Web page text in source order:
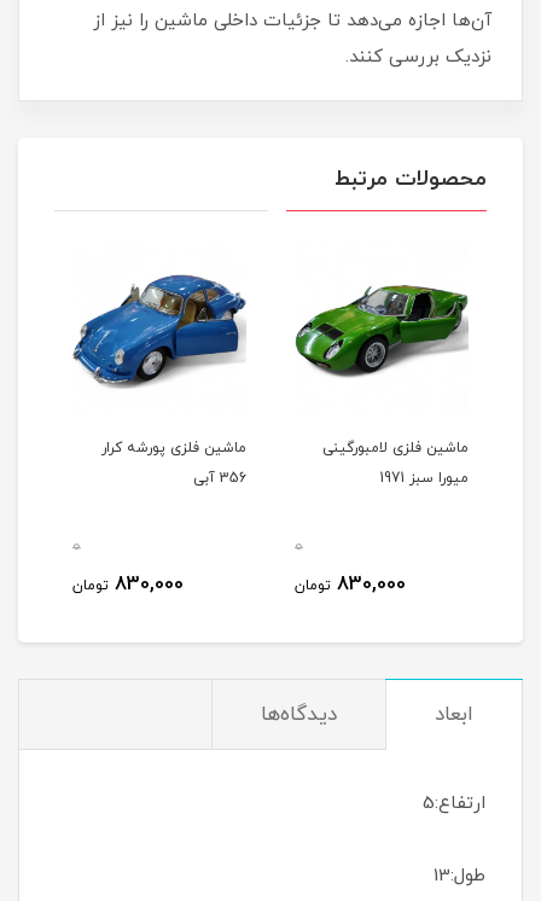
آن‌ها اجازه می‌دهد تا جزئیات داخلی ماشین را نیز از
نزدیک بررسی کنند.
محصولات مرتبط
ماشین فلزی لامبورگینی
میورا سبز 1971
0
830,000 تومان
ماشین فلزی پورشه کرار
356 آبی
0
830,000 تومان
ابعاد دیدگاه‌ها
ارتفاع:5
طول:13